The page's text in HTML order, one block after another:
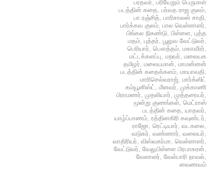
பரதவர், பரியேறும் பெருமாள்
படத்தின் கதை, பர்வத ராஜ குலம்,
பா.ரஞ்சித், பாரிசாலன் சாதி,
பார்க்கவ குலம், பால வெள்ளாளர்,
பிங்கல நிகண்டு, பிள்ளை, புத்த
மதம், புத்தர், பூலுவ வேட்டுவர்,
பெரியார், பௌத்தம், மகாவீரர்,
மட்டக்களப்பு, மறவர், மலையக
தமிழர், மலையமான், மாமன்னன்
படத்தின் கதைக்களம், மாயாவதி,
மாரிசெல்வராஜ், மார்க்ஸிட்
கம்யூனிஸ்ட், மீனவர், முக்காணி
பிராமணர், முதலியார், முத்தரையர்,
மூன்று குணங்கள், மெட்ராஸ்
படத்தின் கதை, யாதவர்,
யாழ்ப்பாணம், ரத்தினகிரி கவுண்டர்,
ராஜோ, ரெட்டியார், வடகலை,
வடுகர், வண்ணார், வலையர்,
வாதிரியர், விஸ்வகர்மா, வெள்ளாளர்,
வேட்டுவர், வேலுபிள்ளை பிரபாகரன்,
வேளாளர், வேள்பாரி நாவல்,
வைணவம்